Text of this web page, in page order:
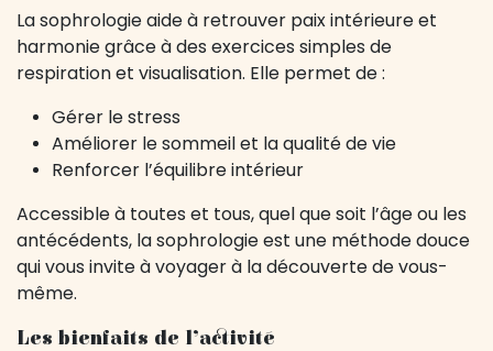
La sophrologie aide à retrouver paix intérieure et
harmonie grâce à des exercices simples de
respiration et visualisation. Elle permet de :
Gérer le stress
Améliorer le sommeil et la qualité de vie
Renforcer l’équilibre intérieur
Accessible à toutes et tous, quel que soit l’âge ou les
antécédents, la sophrologie est une méthode douce
qui vous invite à voyager à la découverte de vous-
même.
Les bienfaits de l’activité